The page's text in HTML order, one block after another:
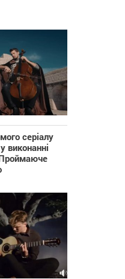
серіалу
виконанні
Проймаюче